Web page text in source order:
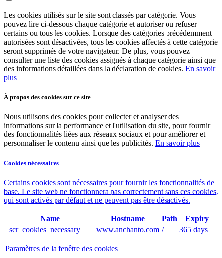
Les cookies utilisés sur le site sont classés par catégorie. Vous
pouvez lire ci-dessous chaque catégorie et autoriser ou refuser
certains ou tous les cookies. Lorsque des catégories précédemment
autorisées sont désactivées, tous les cookies affectés à cette catégorie
seront supprimés de votre navigateur. De plus, vous pouvez
consulter une liste des cookies assignés à chaque catégorie ainsi que
des informations détaillées dans la déclaration de cookies. En savoir
plus
À propos des cookies sur ce site
Nous utilisons des cookies pour collecter et analyser des
informations sur la performance et l'utilisation du site, pour fournir
des fonctionnalités liées aux réseaux sociaux et pour améliorer et
personnaliser le contenu ainsi que les publicités. En savoir plus
Cookies nécessaires
Certains cookies sont nécessaires pour fournir les fonctionnalités de
base. Le site web ne fonctionnera pas correctement sans ces cookies,
qui sont activés par défaut et ne peuvent pas être désactivés.
Name Hostname Path
Expiry
_scr_cookies_necessary
www.anchanto.com / 365 days
Paramètres de la fenêtre des cookies